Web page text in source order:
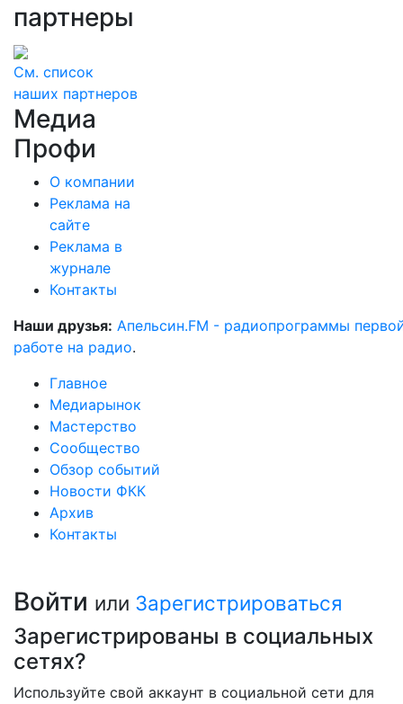
партнеры
См. список
наших партнеров
Медиа
Профи
О компании
Реклама на
сайте
Реклама в
журнале
Контакты
Наши друзья: Апельсин.FM - радиопрограммы
работе на радио.
Главное
Медиарынок
Мастерство
Сообщество
Обзор событий
Новости ФКК
Архив
Контакты
Войти или Зарегистрироваться
Зарегистрированы в социальных
сетях?
Используйте свой аккаунт в социальной сети для